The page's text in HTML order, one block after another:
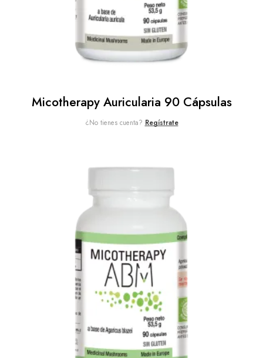
Micotherapy Auricularia 90 Cápsulas
¿No tienes cuenta? Regístrate